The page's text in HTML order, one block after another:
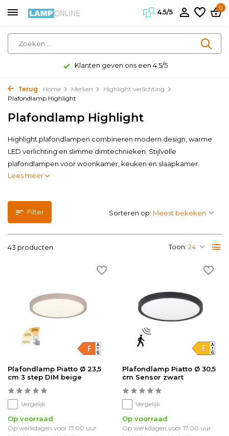
4.5/5
0
Klanten geven ons een 4.5/5
Terug Home Merken
Highlight verlichting
Plafondlamp Highlight
Plafondlamp Highlight
Highlight plafondlampen combineren modern design, warme
LED verlichting en slimme dimtechnieken. Stijlvolle
plafondlampen voor woonkamer, keuken en slaapkamer.
Lees meer
Filter
43 producten Toon:
Sorteren op:
Plafondlamp Piatto Ø 23,5
cm 3 step DIM beige
Vergelijk
Op voorraad
Op werkdagen voor 17.00 uur
Plafondlamp Piatto Ø 30,5
cm Sensor zwart
Vergelijk
Op voorraad
Op werkdagen voor 17.00 uur